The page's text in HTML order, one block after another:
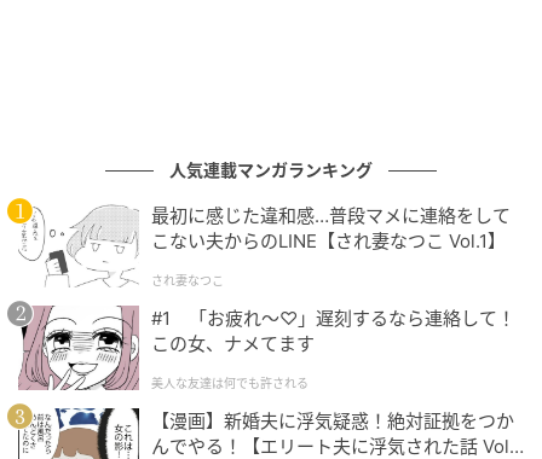
人気連載マンガランキング
最初に感じた違和感…普段マメに連絡をして
こない夫からのLINE【され妻なつこ Vol.1】
され妻なつこ
#1 「お疲れ〜♡」遅刻するなら連絡して！
この女、ナメてます
美人な友達は何でも許される
【漫画】新婚夫に浮気疑惑！絶対証拠をつか
んでやる！【エリート夫に浮気された話 Vol.